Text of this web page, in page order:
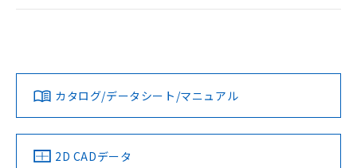
ログイン/会員登録
ダウンロードデータをご利用いただく前に、以下を必ずお読
みください。
ソフトウェアの使用条件
EU RoHS 注意事項・凡例
対応済み
中国 RoHS 注意事項・凡例
LR型式承認
（イギリス
船舶規格）
DNV型式承認
（ノルウェー
BV型式承認
（フランス
KR型式
（韓国
カタログ/データシート/マニュアル
2D CADデータ